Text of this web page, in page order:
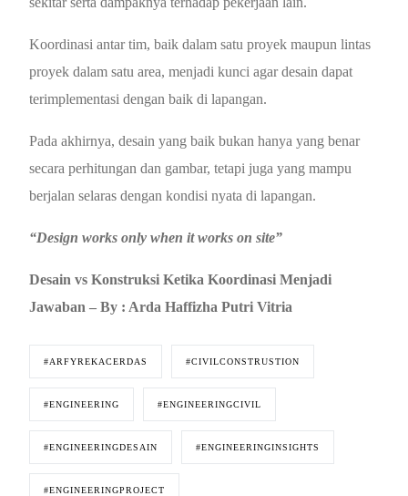
Koordinasi antar tim, baik dalam satu proyek maupun lintas
proyek dalam satu area, menjadi kunci agar desain dapat
terimplementasi dengan baik di lapangan.
Pada akhirnya, desain yang baik bukan hanya yang benar
secara perhitungan dan gambar, tetapi juga yang mampu
berjalan selaras dengan kondisi nyata di lapangan.
“Design works only when it works on site”
Desain vs Konstruksi Ketika Koordinasi Menjadi
Jawaban – By : Arda Haffizha Putri Vitria
#ARFYREKACERDAS #CIVILCONSTRUSTION
#ENGINEERING #ENGINEERINGCIVIL
#ENGINEERINGDESAIN #ENGINEERINGINSIGHTS
#ENGINEERINGPROJECT